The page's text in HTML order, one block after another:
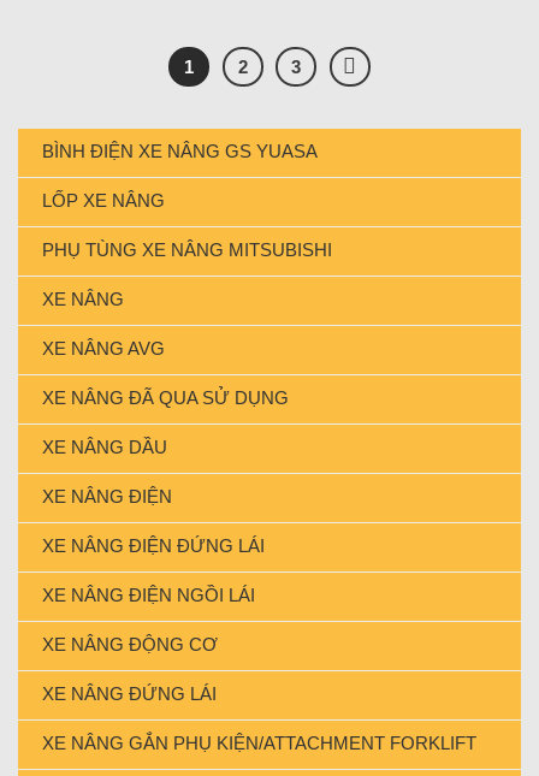
BÌNH ĐIỆN XE NÂNG GS YUASA
LỐP XE NÂNG
PHỤ TÙNG XE NÂNG MITSUBISHI
XE NÂNG
XE NÂNG AVG
XE NÂNG ĐÃ QUA SỬ DỤNG
XE NÂNG DẦU
XE NÂNG ĐIỆN
XE NÂNG ĐIỆN ĐỨNG LÁI
XE NÂNG ĐIỆN NGỒI LÁI
XE NÂNG ĐỘNG CƠ
XE NÂNG ĐỨNG LÁI
XE NÂNG GẮN PHỤ KIỆN/ATTACHMENT FORKLIFT
1 2 3